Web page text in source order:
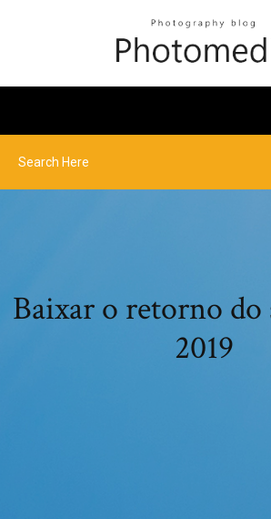
Baixar o retorno do
2019